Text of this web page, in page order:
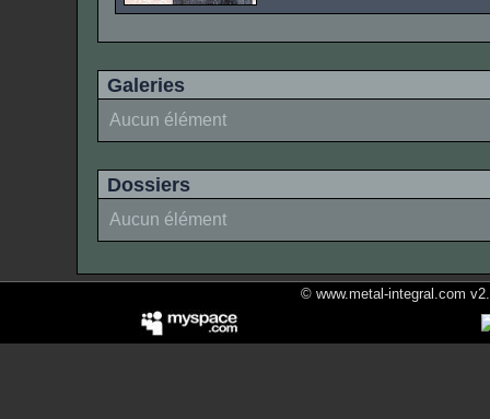
Galeries
Aucun élément
Dossiers
Aucun élément
© www.metal-integral.com